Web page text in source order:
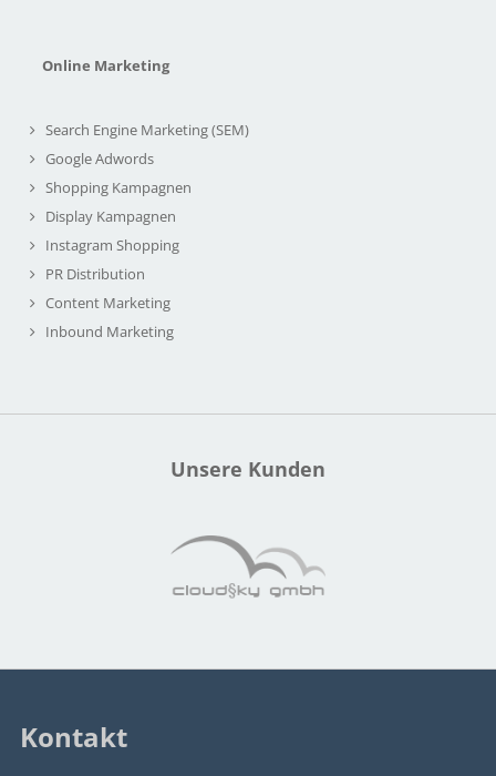
Online Marketing
Search Engine Marketing (SEM)
Google Adwords
Shopping Kampagnen
Display Kampagnen
Instagram Shopping
PR Distribution
Content Marketing
Inbound Marketing
Unsere Kunden
Kontakt